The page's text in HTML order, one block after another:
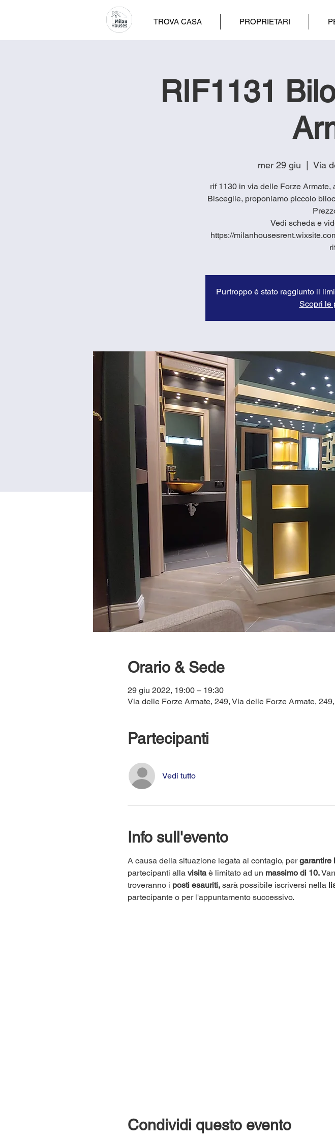
TROVA CASA PROPRIETARI
RIF1131
mer 29 giu
  |
Via
rif 1130 in via delle Forze
Bisceglie, proponiamo piccolo
Vedi scheda e
https://
Purtroppo è stato raggiunto il
Scopri le
Orario & Sede
29 giu 2022, 19:00 – 19:30
Via delle Forze Armate, 249, Via delle Forze Armate,
Partecipanti
Vedi tutto
Info sull'evento
A causa della situazione legata al contagio, per garantire
partecipanti alla visita è limitato ad un massimo di 10.
troveranno i posti esauriti, sarà possibile iscriversi nella
partecipante o per l'appuntamento successivo.
Condividi questo evento